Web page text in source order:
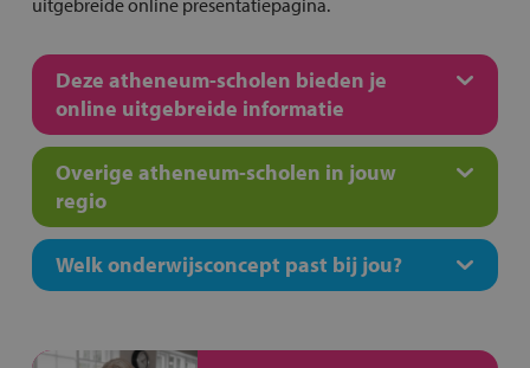
uitgebreide online presentatiepagina.
Deze atheneum-scholen bieden je
online uitgebreide informatie
Overige atheneum-scholen in jouw
regio
Welk onderwijsconcept past bij jou?